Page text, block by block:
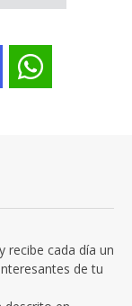
recibe cada día un
de tu